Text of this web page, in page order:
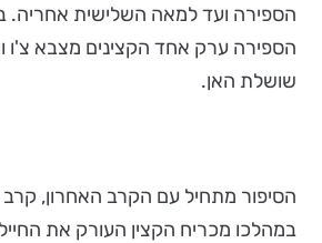
הספירה ערק אחד הקצינים מצבא
שושלת האן.
במהלכו מכריח הקצין העורק את